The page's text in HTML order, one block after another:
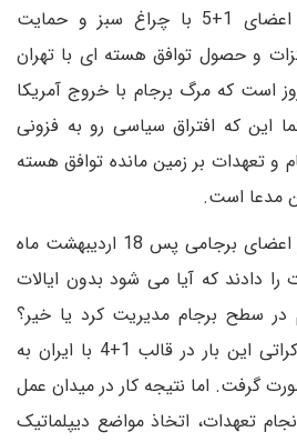
کرد. در این راستا دیگر اعضای 1+5 با چراغ سبز و حمایت
و حصول توافق هسته ای با تهران
لذا اکنون 774 روز است که مرگ برجام با خروج آمریکا
این که افتراق سیاسی رو به فزونی
و تعهدات بر زمین مانده توافق هسته
با این وجود ایران و دیگر اعضای برجامی پس 18 اردیبهشت ماه
را دادند که آیا می شود بدون ایالات
در سطح برجام مدیریت کرد یا خیر؟
برای پاسخ این سوال مذاکراتی این بار در قالب 1+4 با ایران به
گرفت. اما نتیجه کار در میدان عمل
تعهدات، اتخاذ مواضع دیپلماتیک